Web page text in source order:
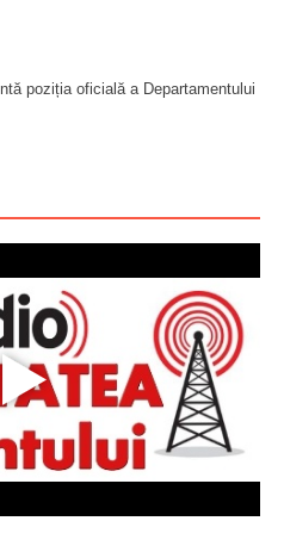
poziția oficială a Departamentului